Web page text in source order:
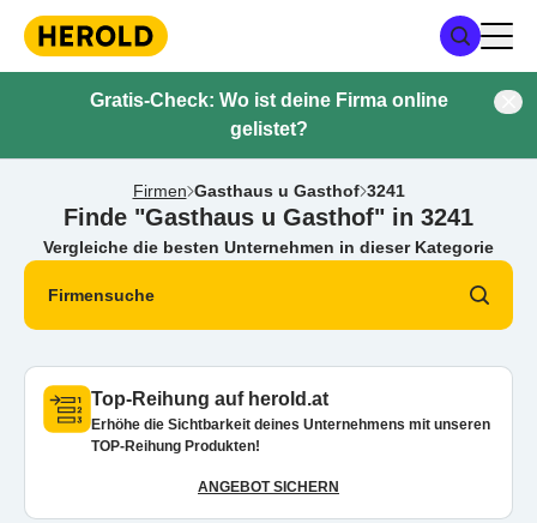
Gratis-Check: Wo ist deine Firma online
gelistet?
Firmen Gasthaus u Gasthof 3241
Finde "Gasthaus u Gasthof" in 3241
Vergleiche die besten Unternehmen in dieser Kategorie
Firmensuche
Top-Reihung auf herold.at
Erhöhe die Sichtbarkeit deines Unternehmens mit unseren
TOP-Reihung Produkten!
ANGEBOT SICHERN